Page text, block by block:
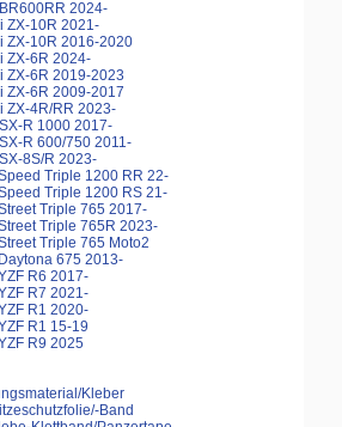
2024-
ZX-10R 2021-
ZX-10R 2016-2020
ZX-6R 2024-
ZX-6R 2019-2023
ZX-6R 2009-2017
ZX-4R/RR 2023-
R 1000 2017-
R 600/750 2011-
8S/R 2023-
Triple 1200 RR 22-
Triple 1200 RS 21-
Triple 765 2017-
Triple 765R 2023-
Triple 765 Moto2
675 2013-
R6 2017-
R7 2021-
R1 2020-
R1 15-19
R9 2025
Kleber
Band